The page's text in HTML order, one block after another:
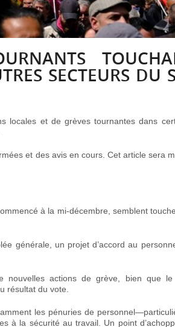
SECTEURS DU
locales et de grèves tournantes dans
et des avis en cours. Cet article sera
à la mi-décembre, semblent
générale, un projet d’accord au
nouvelles actions de grève, bien que le
résultat du vote.
les pénuries de
à la sécurité au travail. Un point